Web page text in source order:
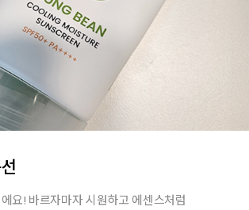
요! 바르자마자 시원하고 에센스처럼